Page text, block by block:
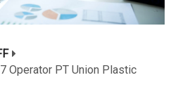
Operator PT Union Plastic